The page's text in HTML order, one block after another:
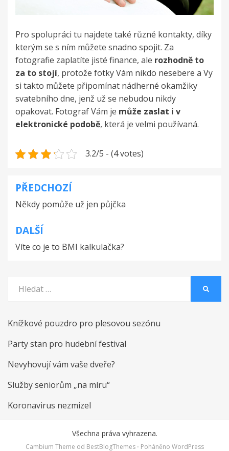
Pro spolupráci tu najdete také různé kontakty, díky
kterým se s ním můžete snadno spojit. Za
fotografie zaplatíte jisté finance, ale rozhodně to
za to stojí, protože fotky Vám nikdo nesebere a Vy
si takto můžete připomínat nádherné okamžiky
svatebního dne, jenž už se nebudou nikdy
opakovat. Fotograf Vám je může zaslat i v
elektronické podobě, která je velmi používaná.
3.2/5 - (4 votes)
Navigace
pro
příspěvek
PŘEDCHOZÍ
Někdy pomůže už jen půjčka
DALŠÍ
Víte co je to BMI kalkulačka?
Knížkové pouzdro pro plesovou sezónu
Party stan pro hudební festival
Nevyhovují vám vaše dveře?
Služby seniorům „na míru“
Koronavirus nezmizel
Všechna práva vyhrazena.
Cambium Theme od BestBlogThemes ⋅ Poháněno WordPress